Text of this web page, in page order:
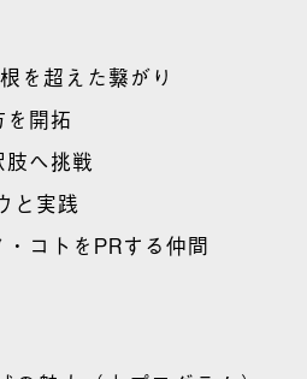
を超えた繋がり
を開拓
肢へ挑戦
と実践
・コトをPRする仲間